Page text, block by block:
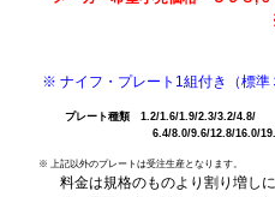
※廃盤終
※ナイフ・プレート1組付き（標準
プレート種類 1.2/1.6/1.9/2.3/3.2/4.8/
6.4/8.0/9.6/12.8/16.0/
※ 上記以外のプレートは受注生産となります。
料金は規格のものより割り増し